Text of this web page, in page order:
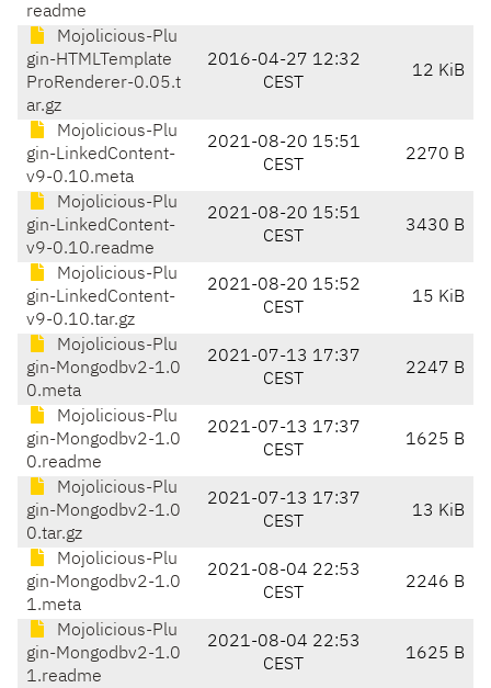
readme
Mojolicious-Plu
gin-HTMLTemplate
ProRenderer-0.05.t
ar.gz
2016-04-27 12:32
CEST
12 KiB
Mojolicious-Plu
gin-LinkedContent-
v9-0.10.meta
2021-08-20 15:51
CEST
2270 B
Mojolicious-Plu
gin-LinkedContent-
v9-0.10.readme
2021-08-20 15:51
CEST
3430 B
Mojolicious-Plu
gin-LinkedContent-
v9-0.10.tar.gz
2021-08-20 15:52
CEST
15 KiB
Mojolicious-Plu
gin-Mongodbv2-1.0
0.meta
2021-07-13 17:37
CEST
2247 B
Mojolicious-Plu
gin-Mongodbv2-1.0
0.readme
2021-07-13 17:37
CEST
1625 B
Mojolicious-Plu
gin-Mongodbv2-1.0
0.tar.gz
2021-07-13 17:37
CEST
13 KiB
Mojolicious-Plu
gin-Mongodbv2-1.0
1.meta
2021-08-04 22:53
CEST
2246 B
Mojolicious-Plu
gin-Mongodbv2-1.0
1.readme
2021-08-04 22:53
CEST
1625 B